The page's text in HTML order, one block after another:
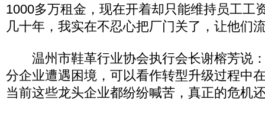
1000多万租金，现在开着却只能维持员工工
几十年，我实在不忍心把厂门关了，让他们
温州市鞋革行业协会执行会长谢榕芳说
分企业遭遇困境，可以看作转型升级过程中
当前这些龙头企业都纷纷喊苦，真正的危机